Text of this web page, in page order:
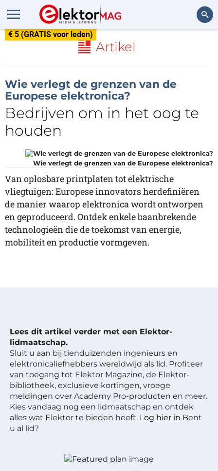
€ 5 (GRATIS voor leden)
Artikel
Wie verlegt de grenzen van de
Europese elektronica?
Bedrijven om in het oog te
houden
Wie verlegt de grenzen van de Europese elektronica?
Van oplosbare printplaten tot elektrische
vliegtuigen: Europese innovators herdefiniëren
de manier waarop elektronica wordt ontworpen
en geproduceerd. Ontdek enkele baanbrekende
technologieën die de toekomst van energie,
mobiliteit en productie vormgeven.
Lees dit artikel verder met een Elektor-
lidmaatschap.
Sluit u aan bij tienduizenden ingenieurs en
elektronicaliefhebbers wereldwijd als lid. Profiteer
van toegang tot Elektor Magazine, de Elektor-
bibliotheek, exclusieve kortingen, vroege
meldingen over Academy Pro-producten en meer.
Kies vandaag nog een lidmaatschap en ontdek
alles wat Elektor te bieden heeft. Log hier in Bent
u al lid?